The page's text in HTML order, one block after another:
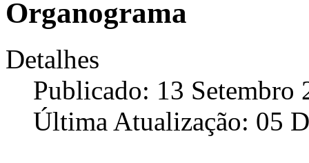
Organograma
Detalhes
Publicado: 13 Setembro
Última Atualização: 05